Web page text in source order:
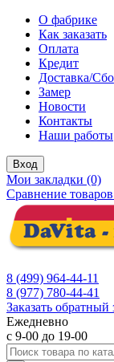
О фабрике
Как заказать
Оплата
Кредит
Доставка/
Замер
Новости
Контакты
Наши работы
Вход
Мои закладки (0)
Сравнение
8 (499) 964-44-11
8 (977) 780-44-41
Заказать обратный
Ежедневно
с 9-00 до 19-00